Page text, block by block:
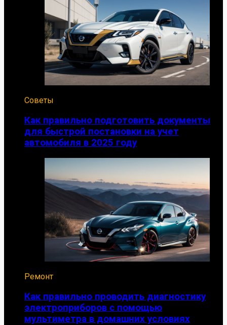
Советы
Как правильно подготовить документы
для быстрой постановки на учет
автомобиля в 2025 году
Ремонт
Как правильно проводить диагностику
электроприборов с помощью
мультиметра в домашних условиях